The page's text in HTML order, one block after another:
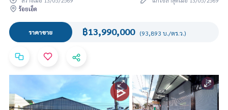
ร้อยเอ็ด
ราคาขาย ฿13,990,000 (93,893 บ./ตร.ว.)